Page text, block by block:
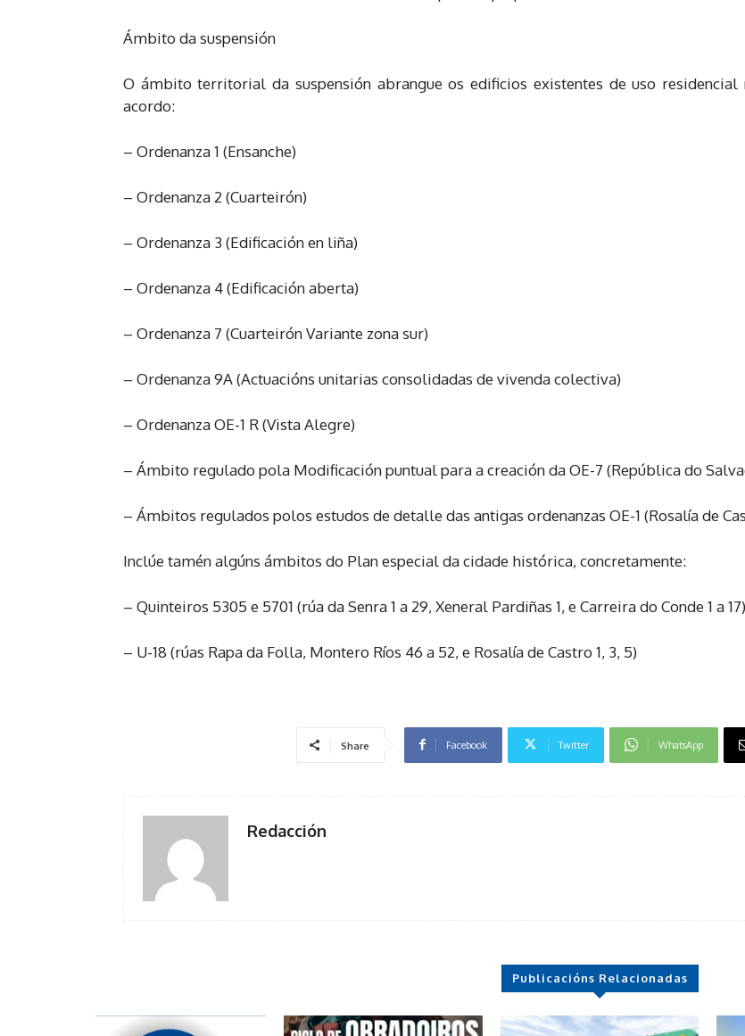
Ámbito da suspensión
O ámbito territorial da suspensión abrangue os edificios existentes de uso
acordo:
– Ordenanza 1 (Ensanche)
– Ordenanza 2 (Cuarteirón)
– Ordenanza 3 (Edificación en liña)
– Ordenanza 4 (Edificación aberta)
– Ordenanza 7 (Cuarteirón Variante zona sur)
– Ordenanza 9A (Actuacións unitarias consolidadas de vivenda colectiva)
– Ordenanza OE-1 R (Vista Alegre)
– Ámbito regulado pola Modificación puntual para a creación da OE-7 (República do
– Ámbitos regulados polos estudos de detalle das antigas ordenanzas OE-1 (Rosalía de
Inclúe tamén algúns ámbitos do Plan especial da cidade histórica, concretamente:
– Quinteiros 5305 e 5701 (rúa da Senra 1 a 29, Xeneral Pardiñas 1, e Carreira do Conde 1 a 17)
– U-18 (rúas Rapa da Folla, Montero Ríos 46 a 52, e Rosalía de Castro 1, 3, 5)
Share Facebook Twitter WhatsApp
Redacción
Publicacións Relacionadas